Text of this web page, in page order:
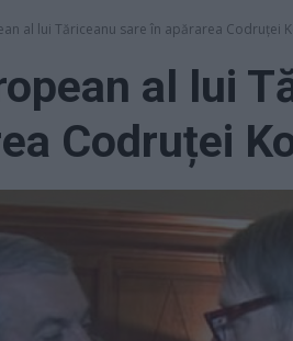
al lui Tăriceanu sare în apărarea Codruței
al lui
Codruței